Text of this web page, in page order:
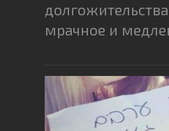
мрачное и